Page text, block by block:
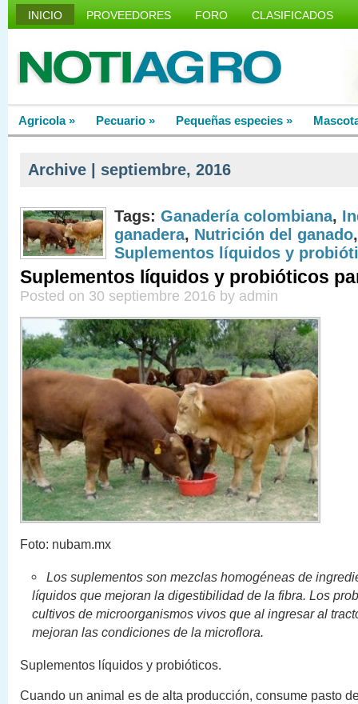
INICIO PROVEEDORES FORO CLASIFICADOS
Agricola» Pecuario » Pequeñas especies »
Archive | septiembre, 2016
Tags: Ganadería colombiana,
ganadera, Nutrición del ganado,
Suplementos líquidos y
Suplementos líquidos y probióticos
Posted on 30 septiembre 2016 by admin
Foto: nubam.mx
Los suplementos son mezclas homogéneas de
líquidos que mejoran la digestibilidad de la fibra. Los
cultivos de microorganismos vivos que al ingresar al
mejoran las condiciones de la microflora.
Suplementos líquidos y probióticos.
Cuando un animal es de alta producción, consume pasto